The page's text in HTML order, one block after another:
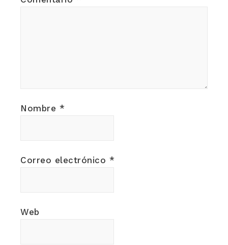
Nombre *
Correo electrónico *
Web